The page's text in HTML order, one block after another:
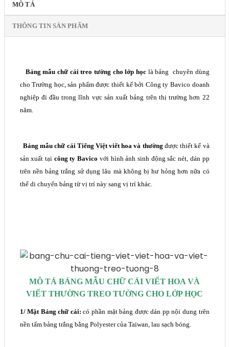
MÔ TẢ
THÔNG TIN SẢN PHẨM
Bảng mẫu chữ cái treo tường cho lớp học là bảng chuyên dùng
cho Trường học, sản phẩm được thiết kế bởi Công ty Bavico doanh
nghiệp đi đầu trong lĩnh vực sản xuất bảng trên thị trường hơn 22
năm.
Bảng mẫu chữ cái Tiếng Việt viết hoa và thường được thiết kế và
sản xuất tại công ty Bavico với hình ảnh sinh động sắc nét, dán pp
trên nền bảng trắng sử dụng lâu mà không bị hư hỏng hơn nữa có
thể di chuyển bảng từ vị trí này sang vị trí khác.
MÔ TẢ BẢNG MẪU CHỮ CÁI VIẾT HOA VÀ
VIẾT THƯỜNG TREO TƯỜNG CHO LỚP HỌC
1/ Mặt Bảng chữ cái:có phần mặt bảng được dán pp nội dung trên
nền tấm bảng trắng bằng Polyester của Taiwan, lau sạch bóng.